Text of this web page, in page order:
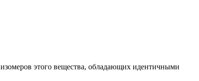
этого вещества, обладающих идентичными